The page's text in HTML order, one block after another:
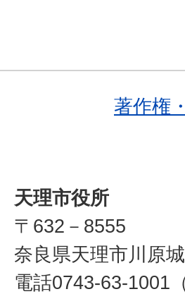
著作権
天理市役所
〒632－8555
奈良県天理市川原
電話0743-63-1001